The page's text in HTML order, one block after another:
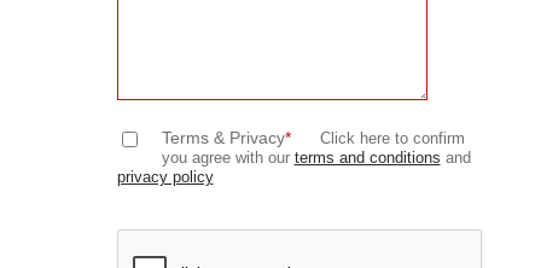
Terms & Privacy*
Click here to confirm
you agree with our terms and conditions and
privacy policy